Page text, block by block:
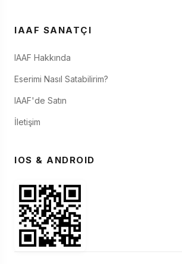
IAAF SANATÇI
IAAF Hakkında
Eserimi Nasıl Satabilirim?
IAAF'de Satın
İletişim
IOS & ANDROID